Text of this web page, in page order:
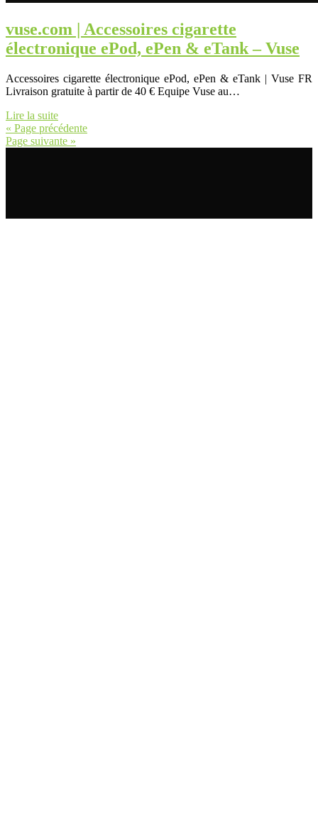
vuse.com | Accessoires cigarette
électronique ePod, ePen & eTank – Vuse
Accessoires cigarette électronique ePod, ePen & eTank | Vuse FR
Livraison gratuite à partir de 40 € Equipe Vuse au…
Lire la suite
« Page précédente
Page suivante »